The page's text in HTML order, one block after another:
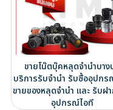
ขายโน๊ตบุ๊คหลุดจำนำบาง
บริการรับจำนำ รับซื้ออุปก
ขายของหลุดจำนำ และ รับฝ
อุปกรณ์ไอที